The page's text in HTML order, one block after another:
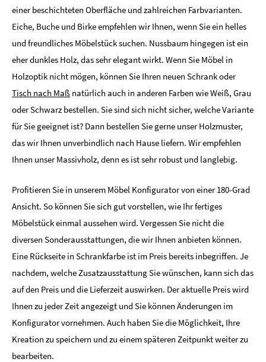
einer beschichteten Oberfläche und zahlreichen Farbvarianten.
Eiche, Buche und Birke empfehlen wir Ihnen, wenn Sie ein helles
und freundliches Möbelstück suchen. Nussbaum hingegen ist ein
eher dunkles Holz, das sehr elegant wirkt. Wenn Sie Möbel in
Holzoptik nicht mögen, können Sie Ihren neuen Schrank oder
Tisch nach Maß natürlich auch in anderen Farben wie Weiß, Grau
oder Schwarz bestellen. Sie sind sich nicht sicher, welche Variante
für Sie geeignet ist? Dann bestellen Sie gerne unser Holzmuster,
das wir Ihnen unverbindlich nach Hause liefern. Wir empfehlen
Ihnen unser Massivholz, denn es ist sehr robust und langlebig.
Profitieren Sie in unserem Möbel Konfigurator von einer 180-Grad
Ansicht. So können Sie sich gut vorstellen, wie Ihr fertiges
Möbelstück einmal aussehen wird. Vergessen Sie nicht die
diversen Sonderausstattungen, die wir Ihnen anbieten können.
Eine Rückseite in Schrankfarbe ist im Preis bereits inbegriffen. Je
nachdem, welche Zusatzausstattung Sie wünschen, kann sich das
auf den Preis und die Lieferzeit auswirken. Der aktuelle Preis wird
Ihnen zu jeder Zeit angezeigt und Sie können Änderungen im
Konfigurator vornehmen. Auch haben Sie die Möglichkeit, Ihre
Kreation zu speichern und zu einem späteren Zeitpunkt weiter zu
bearbeiten.